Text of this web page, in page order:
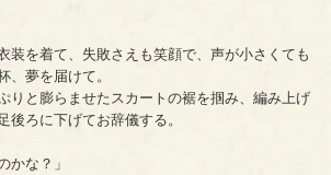
装を着て、失敗さえも笑顔で、声が小さくても
、夢を届けて。
りと膨らませたスカートの裾を掴み、編み上げ
後ろに下げてお辞儀する。
かな？」